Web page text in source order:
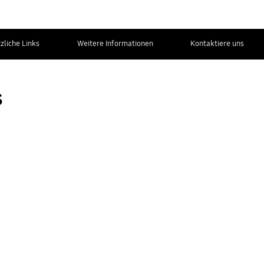
Links Weitere Informationen Kontaktiere uns